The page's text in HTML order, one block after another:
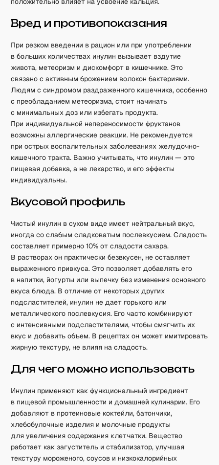
Вред и противопоказания
При резком введении в рацион или при употреблении
в больших количествах инулин вызывает вздутие
живота, метеоризм и дискомфорт в кишечнике. Это
связано с активным брожением волокон бактериями.
Людям с синдромом раздраженного кишечника, особенно
с преобладанием метеоризма, стоит начинать
с минимальных доз или избегать продукта.
При индивидуальной непереносимости фруктанов
возможны аллергические реакции. Не рекомендуется
при острых воспалительных заболеваниях желудочно-
кишечного тракта. Важно учитывать, что инулин — это
пищевая добавка, а не лекарство, и его эффекты
индивидуальны.
Вкусовой профиль
Чистый инулин в сухом виде имеет нейтральный вкус,
иногда со слабым сладковатым послевкусием. Сладость
составляет примерно 10% от сладости сахара.
В растворах он практически безвкусен, не оставляет
выраженного привкуса. Это позволяет добавлять его
в напитки, йогурты или выпечку без изменения основного
вкуса блюда. В отличие от некоторых других
подсластителей, инулин не дает горького или
металлического послевкусия. Его часто комбинируют
с интенсивными подсластителями, чтобы смягчить их
вкус и добавить объем. В рецептах он может имитировать
жирную текстуру, не влияя на сладость.
Для чего можно использовать
Инулин применяют как функциональный ингредиент
в пищевой промышленности и домашней кулинарии. Его
добавляют в протеиновые коктейли, батончики,
хлебобулочные изделия и молочные продукты
для увеличения содержания клетчатки. Вещество
работает как загуститель и стабилизатор, улучшая
текстуру мороженого, соусов и низкокалорийных